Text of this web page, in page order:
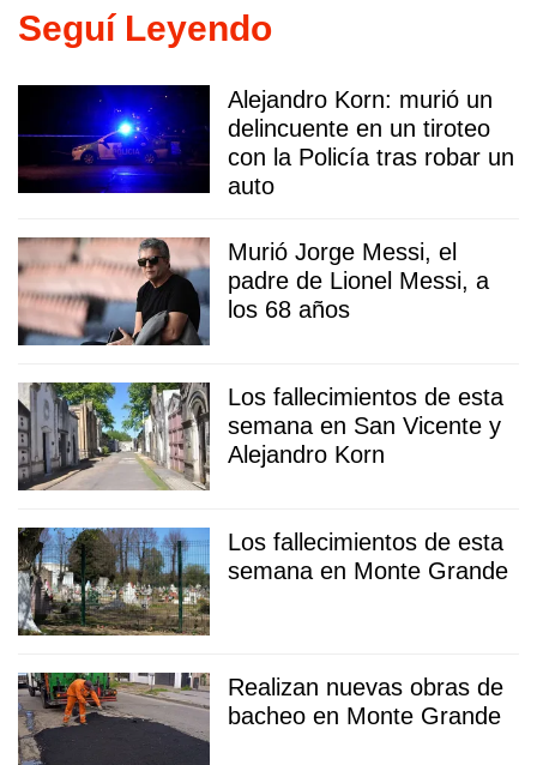
Seguí Leyendo
Alejandro Korn: murió un
delincuente en un tiroteo
con la Policía tras robar un
auto
Murió Jorge Messi, el
padre de Lionel Messi, a
los 68 años
Los fallecimientos de esta
semana en San Vicente y
Alejandro Korn
Los fallecimientos de esta
semana en Monte Grande
Realizan nuevas obras de
bacheo en Monte Grande